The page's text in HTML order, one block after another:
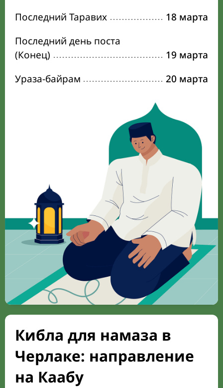
Последний Таравих
18 марта
Последний день поста
(Конец)
19 марта
Ураза-байрам
20 марта
Кибла для намаза в
Черлаке: направление
на Каабу